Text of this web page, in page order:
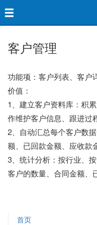
客户管理
功能项：客户列表、客户
价值：
1、建立客户资料库：积
作维护客户信息、跟进过
2、自动汇总每个客户数
额、已回款金额、应收款
3、统计分析：按行业、
客户的数量、合同金额、
首页